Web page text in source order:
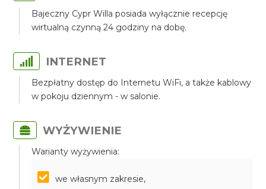
Bajeczny Cypr Willa posiada wyłącznie recepcję
wirtualną czynną 24 godziny na dobę.
INTERNET
Bezpłatny dostęp do Internetu WiFi, a także kablowy
w pokoju dziennym - w salonie.
WYŻYWIENIE
Warianty wyżywienia:
we własnym zakresie,